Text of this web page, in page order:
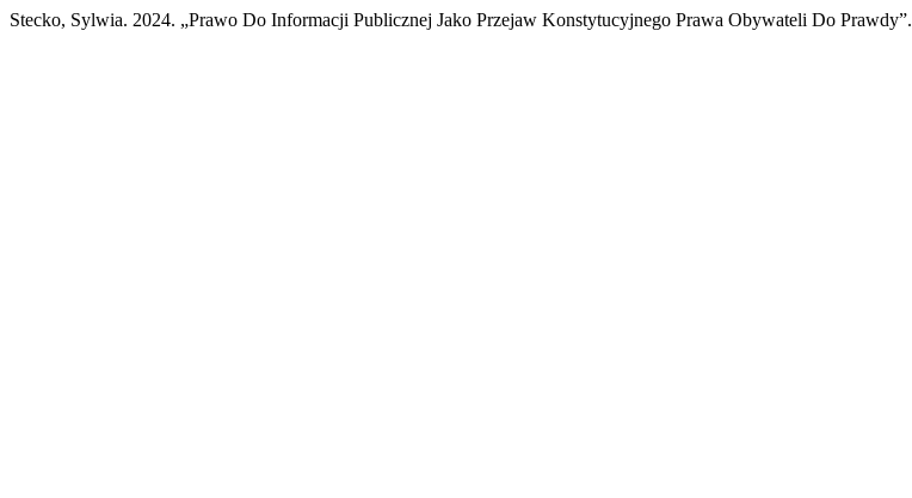
Stecko, Sylwia. 2024. „Prawo Do Informacji Publicznej Jako Przejaw Konstytucyjnego Prawa Obywateli Do Prawdy”.